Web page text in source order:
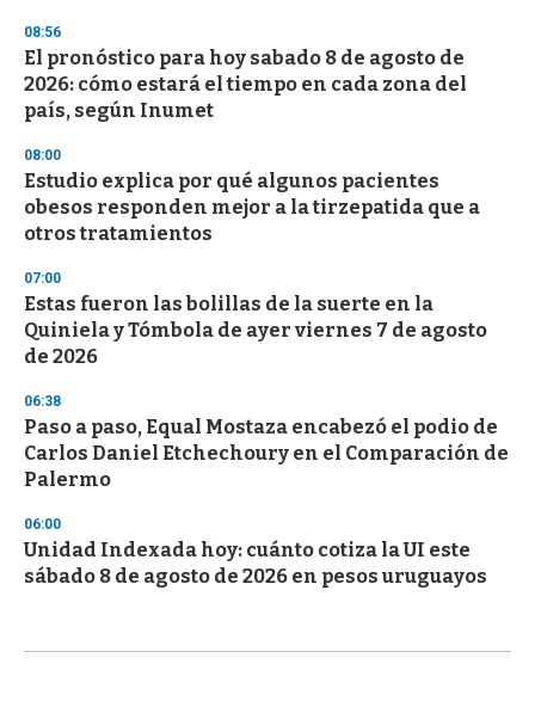
08:56
El pronóstico para hoy sabado 8 de agosto de
2026: cómo estará el tiempo en cada zona del
país, según Inumet
08:00
Estudio explica por qué algunos pacientes
obesos responden mejor a la tirzepatida que a
otros tratamientos
07:00
Estas fueron las bolillas de la suerte en la
Quiniela y Tómbola de ayer viernes 7 de agosto
de 2026
06:38
Paso a paso, Equal Mostaza encabezó el podio de
Carlos Daniel Etchechoury en el Comparación de
Palermo
06:00
Unidad Indexada hoy: cuánto cotiza la UI este
sábado 8 de agosto de 2026 en pesos uruguayos